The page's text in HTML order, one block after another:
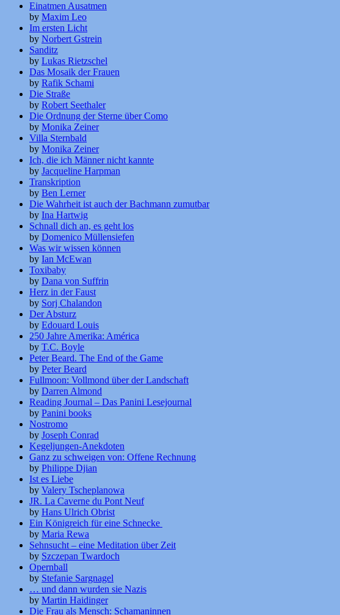
Einatmen Ausatmen
by Maxim Leo
Im ersten Licht
by Norbert Gstrein
Sanditz
by Lukas Rietzschel
Das Mosaik der Frauen
by Rafik Schami
Die Straße
by Robert Seethaler
Die Ordnung der Sterne über Como
by Monika Zeiner
Villa Sternbald
by Monika Zeiner
Ich, die ich Männer nicht kannte
by Jacqueline Harpman
Transkription
by Ben Lerner
Die Wahrheit ist auch der Bachmann zumutbar
by Ina Hartwig
Schnall dich an, es geht los
by Domenico Müllensiefen
Was wir wissen können
by Ian McEwan
Toxibaby
by Dana von Suffrin
Herz in der Faust
by Sorj Chalandon
Der Absturz
by Edouard Louis
250 Jahre Amerika: América
by T.C. Boyle
Peter Beard. The End of the Game
by Peter Beard
Fullmoon: Vollmond über der Landschaft
by Darren Almond
Reading Journal – Das Panini Lesejournal
by Panini books
Nostromo
by Joseph Conrad
Kegeljungen-Anekdoten
Ganz zu schweigen von: Offene Rechnung
by Philippe Djian
Ist es Liebe
by Valery Tscheplanowa
JR. La Caverne du Pont Neuf
by Hans Ulrich Obrist
Ein Königreich für eine Schnecke
by Maria Rewa
Sehnsucht – eine Meditation über Zeit
by Szczepan Twardoch
Opernball
by Stefanie Sargnagel
… und dann wurden sie Nazis
by Martin Haidinger
Die Frau als Mensch: Schamaninnen